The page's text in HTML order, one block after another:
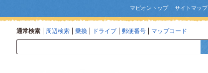
マピオントップ サイトマップ
通常検索 周辺検索 乗換 ドライブ 郵便番号 マップコード